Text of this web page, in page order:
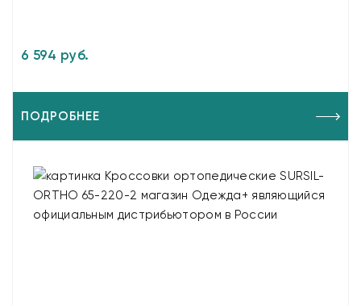
6 594 руб.
ПОДРОБНЕЕ